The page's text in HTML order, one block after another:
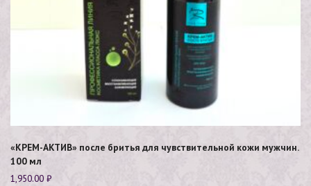
«КРЕМ-АКТИВ» после бритья для чувствительной кожи мужчин.
100 мл
1,950.00 ₽